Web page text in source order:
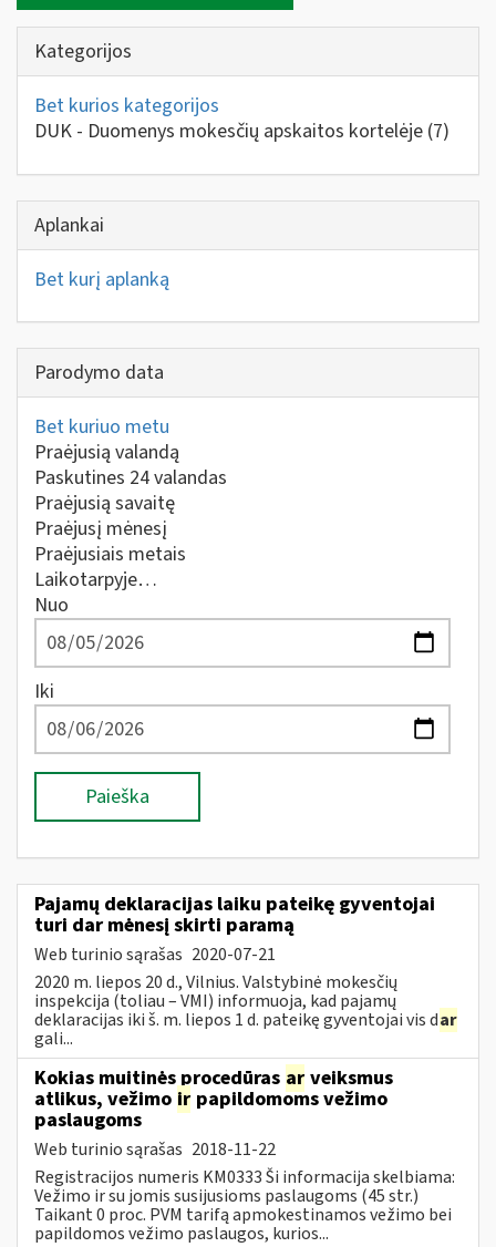
Kategorijos
Bet kurios kategorijos
DUK - Duomenys mokesčių apskaitos kortelėje (7)
Aplankai
Bet kurį aplanką
Parodymo data
Bet kuriuo metu
Praėjusią valandą
Paskutines 24 valandas
Praėjusią savaitę
Praėjusį mėnesį
Praėjusiais metais
Laikotarpyje…
Nuo
Iki
Paieška
Pajamų deklaracijas laiku pateikę gyventojai
turi dar mėnesį skirti paramą
Web turinio sąrašas 2020-07-21
2020 m. liepos 20 d., Vilnius. Valstybinė mokesčių
inspekcija (toliau – VMI) informuoja, kad pajamų
deklaracijas iki š. m. liepos 1 d. pateikę gyventojai vis dar
gali...
Kokias muitinės procedūras ar veiksmus
atlikus, vežimo ir papildomoms vežimo
paslaugoms
Web turinio sąrašas 2018-11-22
Registracijos numeris KM0333 Ši informacija skelbiama:
Vežimo ir su jomis susijusioms paslaugoms (45 str.)
Taikant 0 proc. PVM tarifą apmokestinamos vežimo bei
papildomos vežimo paslaugos, kurios...